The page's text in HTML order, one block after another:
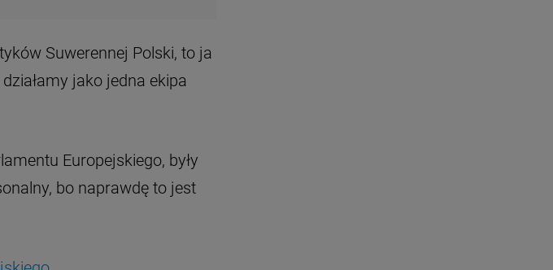
Suwerennej Polski, to ja
jako jedna ekipa
Europejskiego, były
bo naprawdę to jest